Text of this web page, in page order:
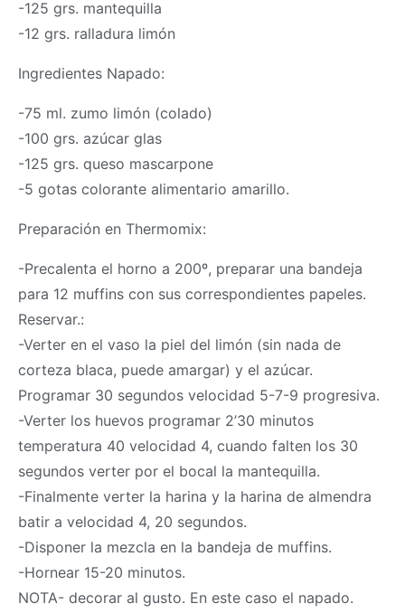
-125 grs. mantequilla
-12 grs. ralladura limón
Ingredientes Napado:
-75 ml. zumo limón (colado)
-100 grs. azúcar glas
-125 grs. queso mascarpone
-5 gotas colorante alimentario amarillo.
Preparación en Thermomix:
-Precalenta el horno a 200º, preparar una bandeja
para 12 muffins con sus correspondientes papeles.
Reservar.:
-Verter en el vaso la piel del limón (sin nada de
corteza blaca, puede amargar) y el azúcar.
Programar 30 segundos velocidad 5-7-9 progresiva.
-Verter los huevos programar 2’30 minutos
temperatura 40 velocidad 4, cuando falten los 30
segundos verter por el bocal la mantequilla.
-Finalmente verter la harina y la harina de almendra
batir a velocidad 4, 20 segundos.
-Disponer la mezcla en la bandeja de muffins.
-Hornear 15-20 minutos.
NOTA- decorar al gusto. En este caso el napado.